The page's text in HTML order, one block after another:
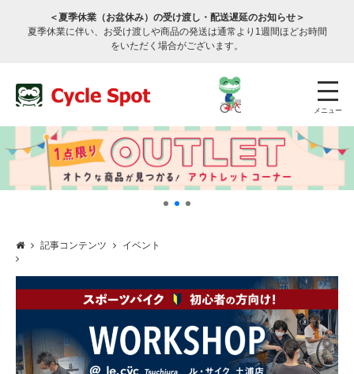
＜夏季休業（お盆休み）の受け渡し・配送遅延のお知らせ＞
夏季休業に伴い、お受け渡しや商品の発送は通常より1週間ほどお時間
をいただく場合がございます。
メニュー
サービスのご案内
サービス全般
記事コンテンツ イベント